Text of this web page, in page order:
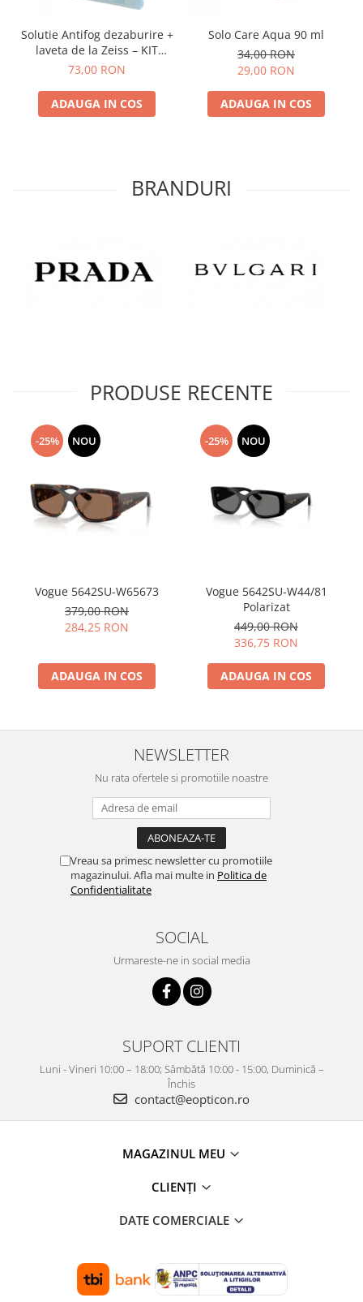
Solutie Antifog dezaburire +
laveta de la Zeiss – KIT
COMPLET
73,00 RON
ADAUGA IN COS
Solo Care Aqua 90 ml
34,00 RON
29,00 RON
ADAUGA IN COS
BRANDURI
PRODUSE RECENTE
-25% NOU
Vogue 5642SU-W65673
379,00 RON
284,25 RON
ADAUGA IN COS
-25% NOU
Vogue 5642SU-W44/81
Polarizat
449,00 RON
336,75 RON
ADAUGA IN COS
NEWSLETTER
Nu rata ofertele si promotiile noastre
Vreau sa primesc newsletter cu promotiile
magazinului. Afla mai multe in Politica de
Confidentialitate
SOCIAL
Urmareste-ne in social media
SUPORT CLIENTI
Luni - Vineri 10:00 – 18:00; Sâmbătă 10:00 - 15:00, Duminică –
Închis
contact@eopticon.ro
MAGAZINUL MEU
CLIENȚI
DATE COMERCIALE